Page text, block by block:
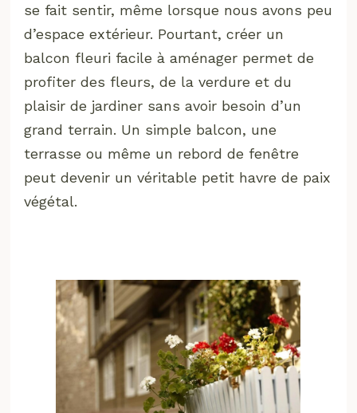
se fait sentir, même lorsque nous avons peu
d’espace extérieur. Pourtant, créer un
balcon fleuri facile à aménager permet de
profiter des fleurs, de la verdure et du
plaisir de jardiner sans avoir besoin d’un
grand terrain. Un simple balcon, une
terrasse ou même un rebord de fenêtre
peut devenir un véritable petit havre de paix
végétal.